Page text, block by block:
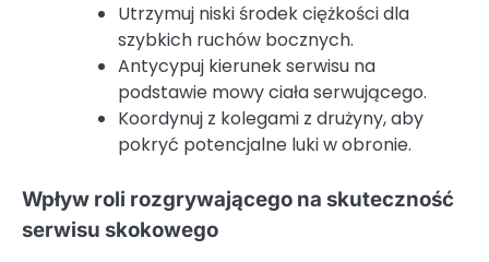
Utrzymuj niski środek ciężkości dla
szybkich ruchów bocznych.
Antycypuj kierunek serwisu na
podstawie mowy ciała serwującego.
Koordynuj z kolegami z drużyny, aby
pokryć potencjalne luki w obronie.
Wpływ roli rozgrywającego na skuteczność
serwisu skokowego